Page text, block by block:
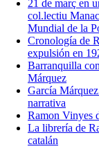
21 de març en
col.lectiu
Mundial de la
Cronología de
expulsión en
Barranquilla
Márquez
García
narrativa
Ramon Vinyes
La librería de
catalán